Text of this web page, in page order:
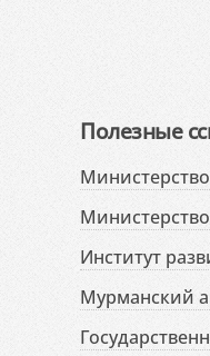
Полезные
Институт
Мурманский